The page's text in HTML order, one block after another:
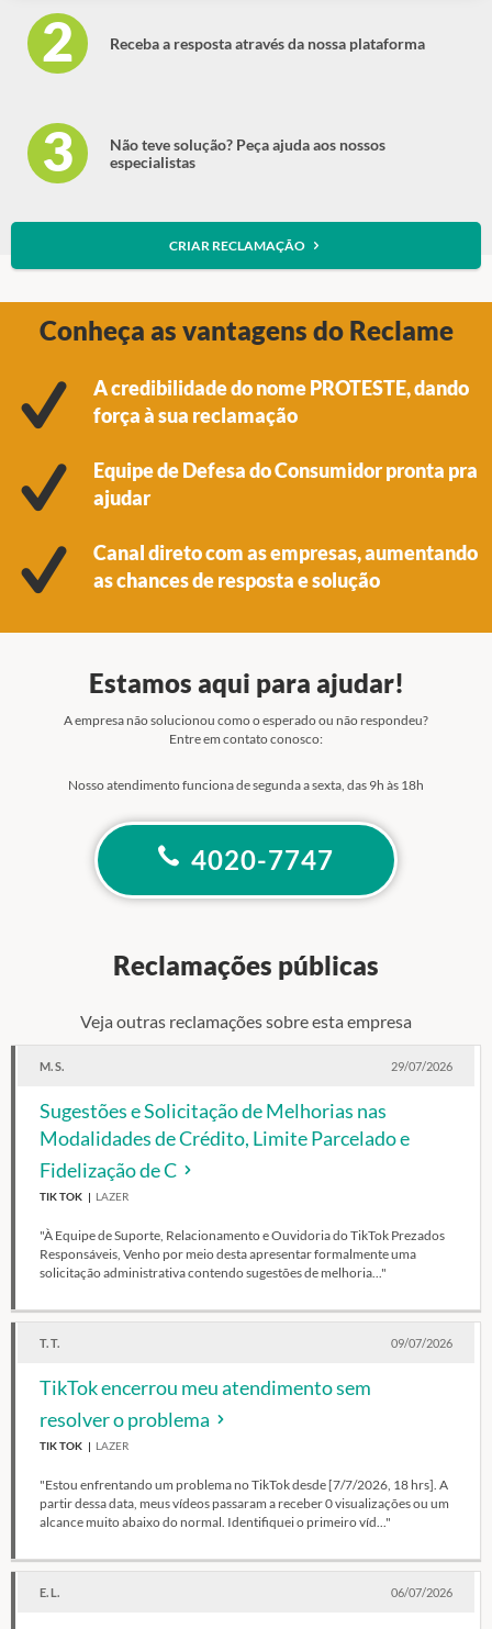
Receba a resposta através da nossa plataforma
Não teve solução? Peça ajuda aos nossos
especialistas
CRIAR RECLAMAÇÃO
Conheça as vantagens do Reclame
A credibilidade do nome PROTESTE, dando
força à sua reclamação
Equipe de Defesa do Consumidor pronta pra
ajudar
Canal direto com as empresas, aumentando
as chances de resposta e solução
Estamos aqui para ajudar!
A empresa não solucionou como o esperado ou não respondeu?
Entre em contato conosco:
Nosso atendimento funciona de segunda a sexta, das 9h às 18h
4020-7747
Reclamações públicas
Veja outras reclamações sobre esta empresa
M. S. 29/07/2026
Sugestões e Solicitação de Melhorias nas
Modalidades de Crédito, Limite Parcelado e
Fidelização de C
TIK TOK LAZER
"À Equipe de Suporte, Relacionamento e Ouvidoria do TikTok Prezados
Responsáveis, Venho por meio desta apresentar formalmente uma
solicitação administrativa contendo sugestões de melhoria..."
T. T. 09/07/2026
TikTok encerrou meu atendimento sem
resolver o problema
TIK TOK LAZER
"Estou enfrentando um problema no TikTok desde [7/7/2026, 18 hrs]. A
partir dessa data, meus vídeos passaram a receber 0 visualizações ou um
alcance muito abaixo do normal. Identifiquei o primeiro víd..."
E. L. 06/07/2026